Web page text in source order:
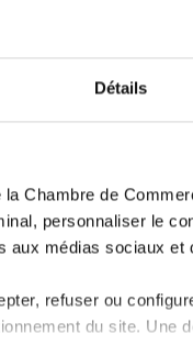
Détails
Chambre de
personnaliser le
aux médias sociaux
refuser ou
du site. Une
20 Aug 2024
au